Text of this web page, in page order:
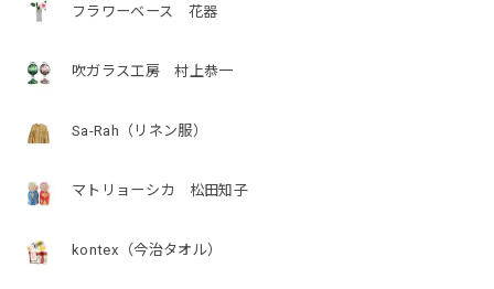
フラワーベース 花器
吹ガラス工房 村上恭一
Sa-Rah（リネン服）
マトリョーシカ 松田知子
kontex（今治タオル）